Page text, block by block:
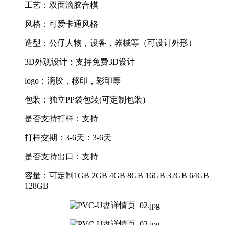
工艺： 双面滴胶合模
风格： 可爱卡通风格
造型： 公仔人物，设备，器械等（可设计外形）
3D外观设计： 支持免费3D设计
logo： 滴胶，移印，彩印等
包装： 独立PP袋包装(可定制包装)
是否支持打样： 支持
打样交期：3-6天： 3-6天
是否支持出口： 支持
容量： 可定制1GB 2GB 4GB 8GB 16GB 32GB 64GB
128GB